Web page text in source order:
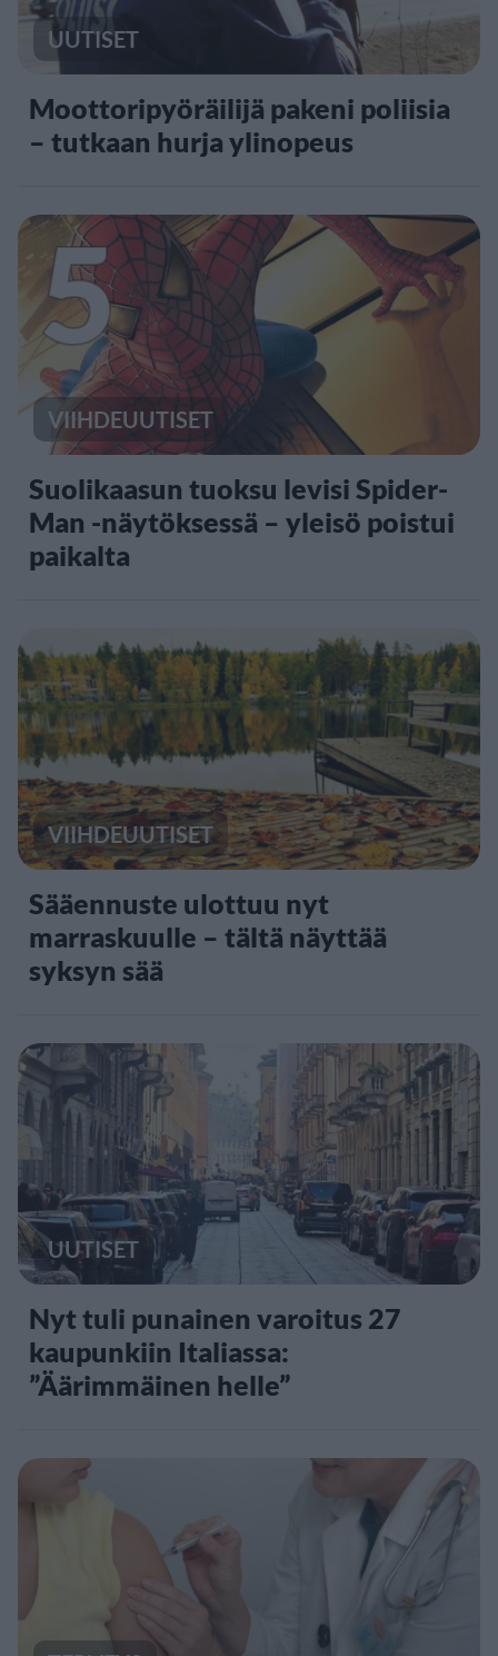
UUTISET
Moottoripyöräilijä pakeni poliisia
– tutkaan hurja ylinopeus
5
VIIHDEUUTISET
Suolikaasun tuoksu levisi Spider-
Man -näytöksessä – yleisö poistui
paikalta
VIIHDEUUTISET
Sääennuste ulottuu nyt
marraskuulle – tältä näyttää
syksyn sää
UUTISET
Nyt tuli punainen varoitus 27
kaupunkiin Italiassa:
”Äärimmäinen helle”